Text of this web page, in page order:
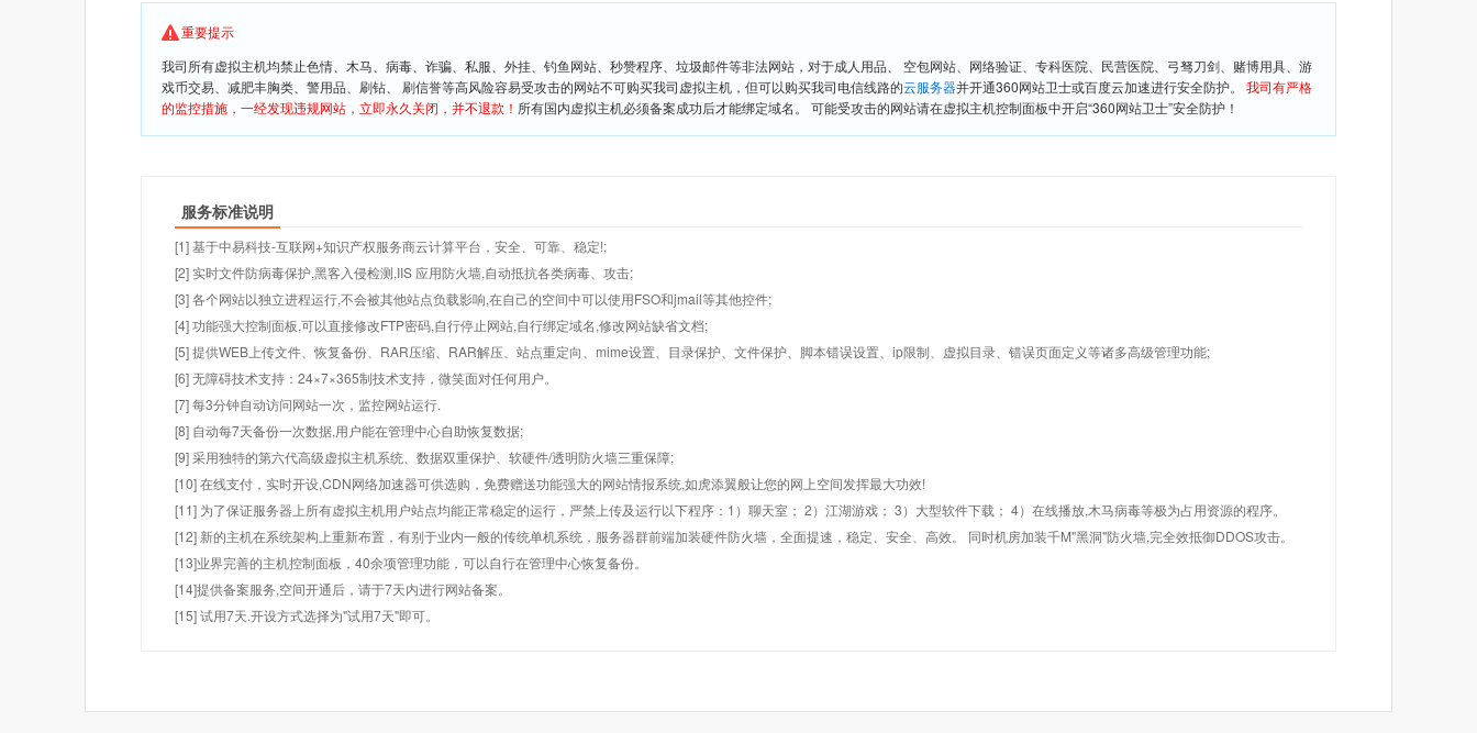
重要提示
我司所有虚拟主机均禁止色情、木马、病毒、诈骗、私服、外挂、钓鱼网站、秒赞程序、垃圾邮件等非法网站，对于成人用品、 空包网站、网络验证、专科医院、民营医院、弓驽刀剑、赌博用具、游
戏币交易、减肥丰胸类、警用品、刷钻、 刷信誉等高风险容易受攻击的网站不可购买我司虚拟主机，但可以购买我司电信线路的云服务器并开通360网站卫士或百度云加速进行安全防护。 我司有严格
的监控措施，一经发现违规网站，立即永久关闭，并不退款！ 所有国内虚拟主机必须备案成功后才能绑定域名。 可能受攻击的网站请在虚拟主机控制面板中开启“360网站卫士”安全防护！
服务标准说明
[1] 基于中易科技-互联网+知识产权服务商云计算平台，安全、可靠、稳定!;
[2] 实时文件防病毒保护,黑客入侵检测,IIS 应用防火墙,自动抵抗各类病毒、攻击;
[3] 各个网站以独立进程运行,不会被其他站点负载影响,在自己的空间中可以使用FSO和jmail等其他控件;
[4] 功能强大控制面板,可以直接修改FTP密码,自行停止网站,自行绑定域名,修改网站缺省文档;
[5] 提供WEB上传文件、恢复备份、RAR压缩、RAR解压、站点重定向、mime设置、目录保护、文件保护、脚本错误设置、ip限制、虚拟目录、错误页面定义等诸多高级管理功能;
[6] 无障碍技术支持：24×7×365制技术支持，微笑面对任何用户。
[7] 每3分钟自动访问网站一次，监控网站运行.
[8] 自动每7天备份一次数据,用户能在管理中心自助恢复数据;
[9] 采用独特的第六代高级虚拟主机系统、数据双重保护、软硬件/透明防火墙三重保障;
[10] 在线支付，实时开设,CDN网络加速器可供选购，免费赠送功能强大的网站情报系统,如虎添翼般让您的网上空间发挥最大功效!
[11] 为了保证服务器上所有虚拟主机用户站点均能正常稳定的运行，严禁上传及运行以下程序：1）聊天室； 2）江湖游戏； 3）大型软件下载； 4）在线播放,木马病毒等极为占用资源的程序。
[12] 新的主机在系统架构上重新布置，有别于业内一般的传统单机系统，服务器群前端加装硬件防火墙，全面提速，稳定、安全、高效。 同时机房加装千M"黑洞"防火墙,完全效抵御DDOS攻击。
[13]业界完善的主机控制面板，40余项管理功能，可以自行在管理中心恢复备份。
[14]提供备案服务,空间开通后，请于7天内进行网站备案。
[15] 试用7天.开设方式选择为"试用7天"即可。